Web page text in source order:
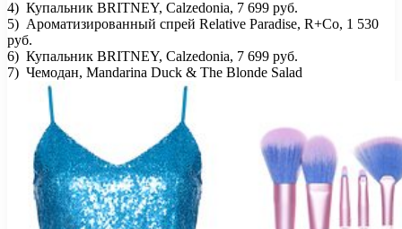
4) Купальник BRITNEY, Calzedonia, 7 699 руб.
5) Ароматизированный спрей Relative Paradise, R+Co, 1 530
руб.
6) Купальник BRITNEY, Calzedonia, 7 699 руб.
7) Чемодан, Mandarina Duck & The Blonde Salad